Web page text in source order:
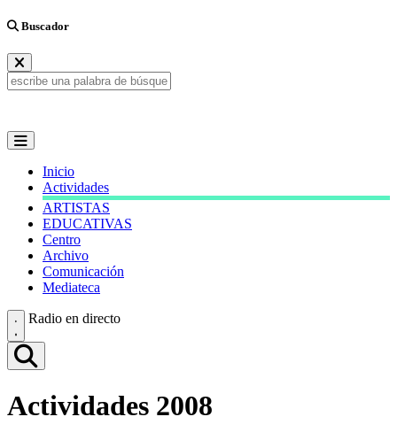
Buscador
Inicio
Actividades
ARTISTAS
EDUCATIVAS
Centro
Archivo
Comunicación
Mediateca
Radio en directo
Actividades 2008